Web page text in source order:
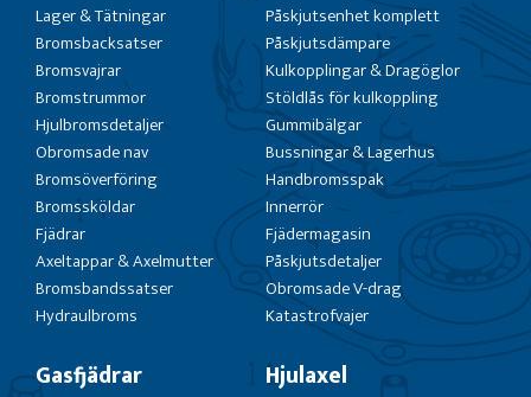
Lager & Tätningar
Bromsbacksatser
Bromsvajrar
Bromstrummor
Hjulbromsdetaljer
Obromsade nav
Bromsöverföring
Bromssköldar
Fjädrar
Axeltappar & Axelmutter
Bromsbandssatser
Hydraulbroms
Påskjutsenhet komplett
Påskjutsdämpare
Kulkopplingar & Dragöglor
Stöldlås för kulkoppling
Gummibälgar
Bussningar & Lagerhus
Handbromsspak
Innerrör
Fjädermagasin
Påskjutsdetaljer
Obromsade V-drag
Katastrofvajer
Gasfjädrar Hjulaxel